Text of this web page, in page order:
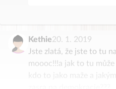
přijde mi, že mám i
doporučit?
Děkuji Katka
Kethie20. 1. 2019
Jste zlatá, že jste to tu
moooc!!!a jak to tu může